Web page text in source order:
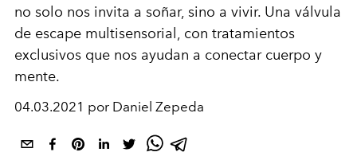
no solo nos invita a soñar, sino a vivir. Una válvula
de escape multisensorial, con tratamientos
exclusivos que nos ayudan a conectar cuerpo y
mente.
04.03.2021 por Daniel Zepeda